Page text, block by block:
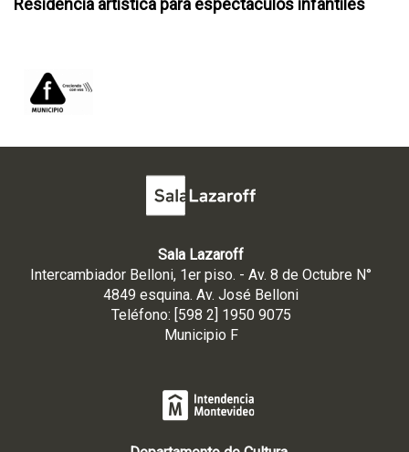
Residencia artística para espectáculos infantiles
Sala Lazaroff
Intercambiador Belloni, 1er piso. - Av. 8 de Octubre N°
4849 esquina. Av. José Belloni
Teléfono: [598 2] 1950 9075
Municipio F